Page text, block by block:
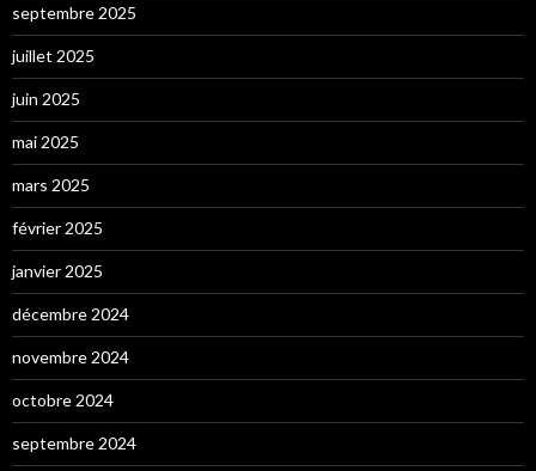
septembre 2025
juillet 2025
juin 2025
mai 2025
mars 2025
février 2025
janvier 2025
décembre 2024
novembre 2024
octobre 2024
septembre 2024